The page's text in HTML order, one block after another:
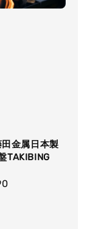
田金属日本製
TAKIBING